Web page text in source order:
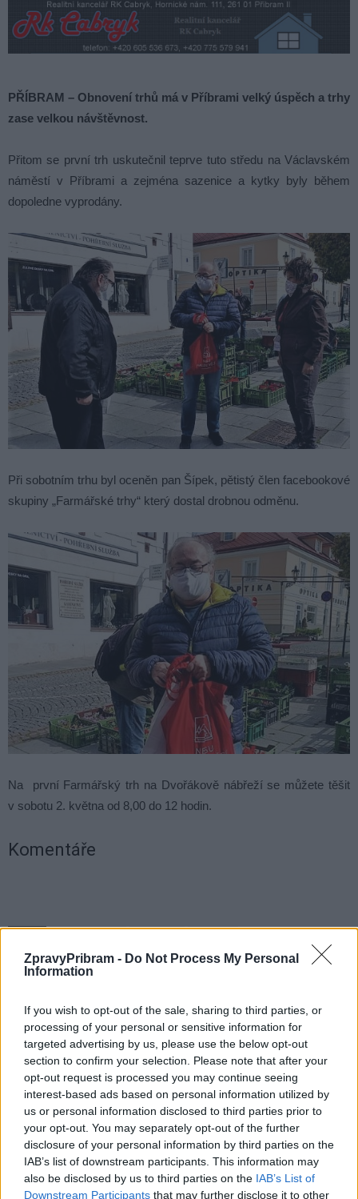
ZpravyPribram - Do Not Process My Personal
Information
If you wish to opt-out of the sale, sharing to third parties, or
processing of your personal or sensitive information for
targeted advertising by us, please use the below opt-out
section to confirm your selection. Please note that after your
opt-out request is processed you may continue seeing
interest-based ads based on personal information utilized by
us or personal information disclosed to third parties prior to
your opt-out. You may separately opt-out of the further
disclosure of your personal information by third parties on the
IAB’s list of downstream participants. This information may
also be disclosed by us to third parties on the IAB’s List of
Downstream Participants that may further disclose it to other
PŘÍBRAM – Obnovení trhů má v Příbrami velký úspěch a trhy
zase velkou návštěvnost.
Přitom se první trh uskutečnil teprve tuto středu na Václavském
náměstí v Příbrami a zejména sazenice a kytky byly během
dopoledne vyprodány.
Při sobotním trhu byl oceněn pan Šípek, pětistý člen facebookové
skupiny „Farmářské trhy“ který dostal drobnou odměnu.
Na první Farmářský trh na Dvořákově nábřeží se můžete těšit
v sobotu 2. května od 8,00 do 12 hodin.
Komentáře
TAGY Farmářský trh obnovení Příbram
Předchozí článek
Parkování bezplatně jen do
konce nouzového stavu
Následující článek
Trojice pachatelů opakovaně
kradla na myčce v Sedlčanech
SOUVISEJÍCÍ ČLÁNKY